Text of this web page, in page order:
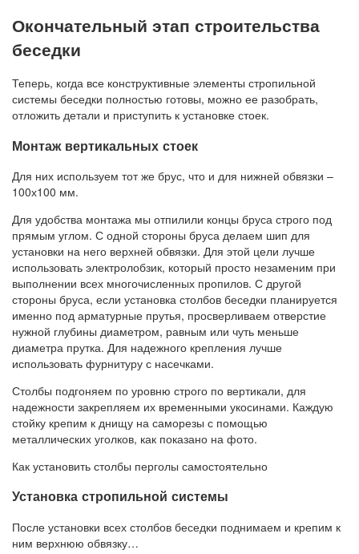
Окончательный этап строительства
беседки
Теперь, когда все конструктивные элементы стропильной
системы беседки полностью готовы, можно ее разобрать,
отложить детали и приступить к установке стоек.
Монтаж вертикальных стоек
Для них используем тот же брус, что и для нижней обвязки –
100х100 мм.
Для удобства монтажа мы отпилили концы бруса строго под
прямым углом. С одной стороны бруса делаем шип для
установки на него верхней обвязки. Для этой цели лучше
использовать электролобзик, который просто незаменим при
выполнении всех многочисленных пропилов. С другой
стороны бруса, если установка столбов беседки планируется
именно под арматурные прутья, просверливаем отверстие
нужной глубины диаметром, равным или чуть меньше
диаметра прутка. Для надежного крепления лучше
использовать фурнитуру с насечками.
Столбы подгоняем по уровню строго по вертикали, для
надежности закрепляем их временными укосинами. Каждую
стойку крепим к днищу на саморезы с помощью
металлических уголков, как показано на фото.
Как установить столбы перголы самостоятельно
Установка стропильной системы
После установки всех столбов беседки поднимаем и крепим к
ним верхнюю обвязку…